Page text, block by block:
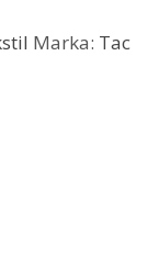
Marka: Tac